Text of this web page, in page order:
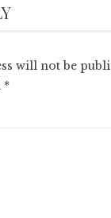
will not be
*